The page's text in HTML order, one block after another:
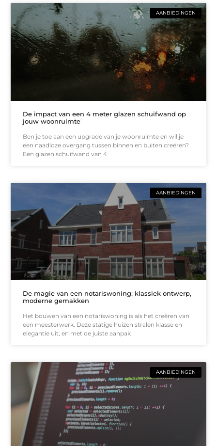
AANBIEDINGEN
De impact van een 4 meter glazen schuifwand op
jouw woonruimte
Ben je toe aan een upgrade van je woonruimte en wil je
een naadloze overgang tussen binnen en buiten creëren?
Een glazen schuifwand van 4
AANBIEDINGEN
De magie van een notariswoning: klassiek ontwerp,
moderne gemakken
Het bouwen van een notariswoning is als het creëren van
een meesterwerk. Deze statige huizen stralen klasse en
elegantie uit, en met de juiste aanpak
AANBIEDINGEN